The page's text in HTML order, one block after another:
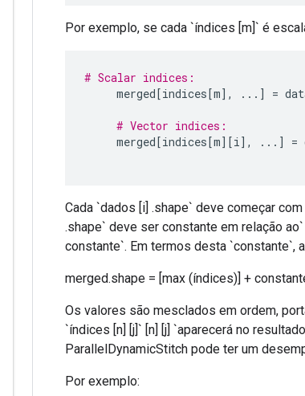
Por exemplo, se cada `índices [m]` é
# Scalar indices:
merged[indices[m], ...] =
# Vector indices:
merged[indices[m][i], ...] =
Cada `dados [i] .shape` deve começar
.shape` deve ser constante em relação
constante`. Em termos desta `constante`,
merged.shape = [max (índices)] +
Os valores são mesclados em ordem,
`índices [n] [j]` [n] [j] `aparecerá no
ParallelDynamicStitch pode ter um
Por exemplo: